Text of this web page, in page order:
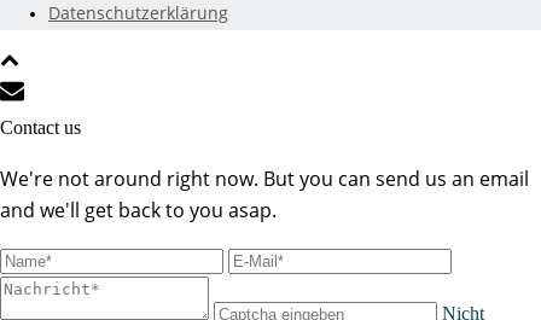
Datenschutzerklärung
Contact us
We're not around right now. But you can send us an email
and we'll get back to you asap.
Nicht